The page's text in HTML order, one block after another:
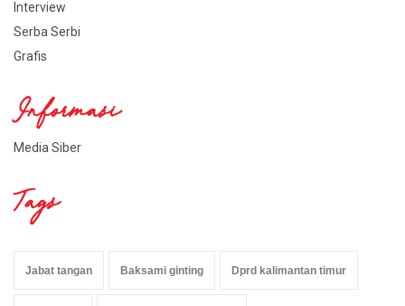
Interview
Serba Serbi
Grafis
Informasi
Media Siber
Tags
Jabat tangan Baksami ginting Dprd kalimantan timur